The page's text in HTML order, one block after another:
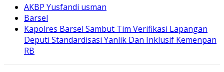
AKBP Yusfandi usman
Barsel
Kapolres Barsel Sambut Tim Verifikasi Lapangan
Deputi Standardisasi Yanlik Dan Inklusif Kemenpan
RB